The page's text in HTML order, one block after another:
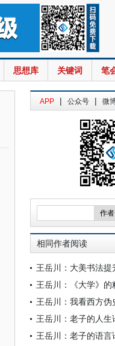
思想库 关键词 笔
APP | 公众号 | 微
相同作者阅读
王岳川：大美书法提
王岳川：《大学》的
王岳川：我看西方伪
王岳川：老子的人生
王岳川：老子的语言